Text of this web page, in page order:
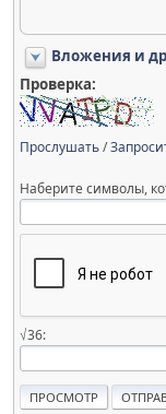
Вложения и
Проверка:
Прослушать/
Наберите символы,
√36: